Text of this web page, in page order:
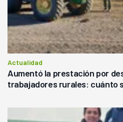
Actualidad
Aumentó la prestación por
trabajadores rurales: cuánto